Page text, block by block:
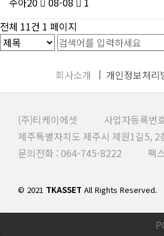
전체 11건 1 페이지
회사소개 개인정보처리
(주)티케이에셋 사업자등록
제주특별자치도 제주시 제원1길5, 2
문의전화 : 064-745-8222 팩스
© 2021 TKASSET All Rights Reserved.